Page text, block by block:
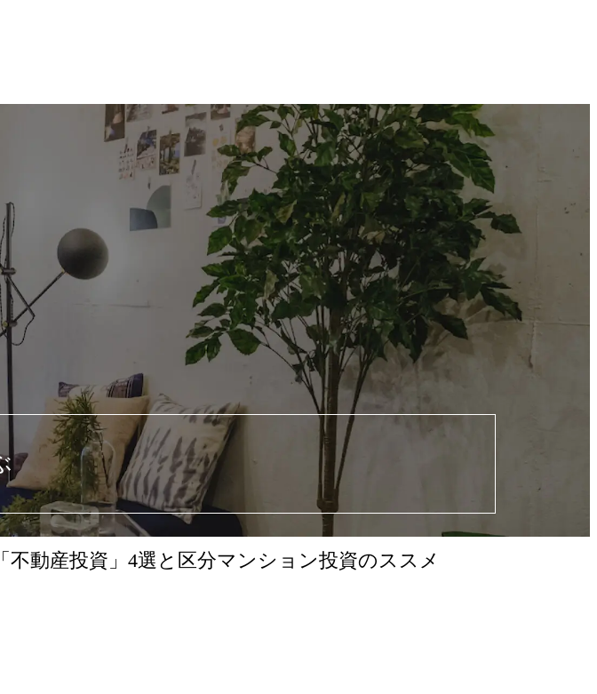
動産投資」4選と区分マンション投資のススメ